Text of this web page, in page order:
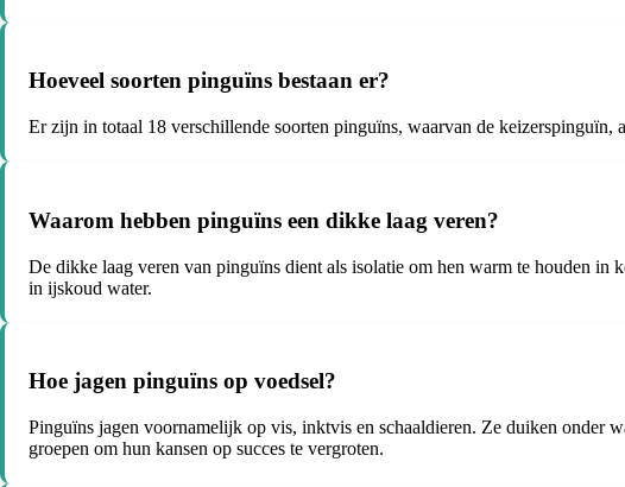
Hoeveel soorten pinguïns bestaan er?
Er zijn in totaal 18 verschillende soorten pinguïns, waarvan de
Waarom hebben pinguïns een dikke laag veren?
De dikke laag veren van pinguïns dient als isolatie om hen warm te houden in
in ijskoud water.
Hoe jagen pinguïns op voedsel?
Pinguïns jagen voornamelijk op vis, inktvis en schaaldieren. Ze duiken onder
groepen om hun kansen op succes te vergroten.